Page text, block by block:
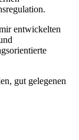
entwickelten
gut gelegenen